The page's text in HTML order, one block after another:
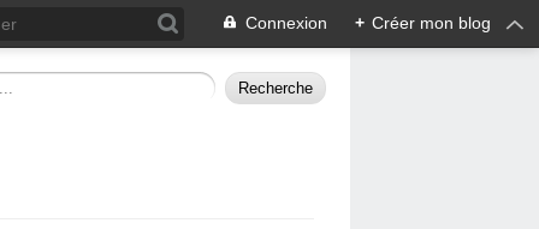
Connexion + Créer mon blog